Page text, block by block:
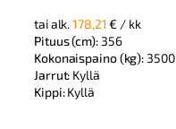
9030,98 €.
tai alk.178,21€ / kk
Pituus (cm): 356
Kokonaispaino (kg): 3500
Jarrut: Kyllä
Kippi:Kyllä